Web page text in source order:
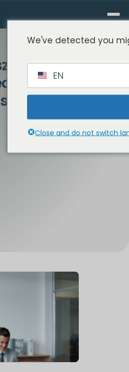
vagy
A
megfelelő
We've detected you
EN
Close and do not switch